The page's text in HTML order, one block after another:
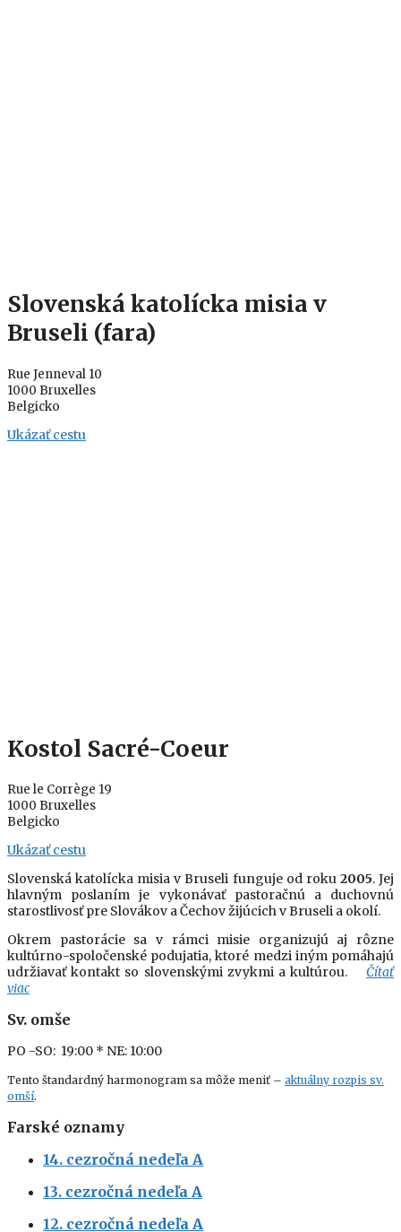
Slovenská katolícka misia v
Bruseli (fara)
Rue Jenneval 10
1000 Bruxelles
Belgicko
Ukázať cestu
Kostol Sacré-Coeur
Rue le Corrège 19
1000 Bruxelles
Belgicko
Ukázať cestu
Slovenská katolícka misia v Bruseli funguje od roku 2005. Jej
hlavným poslaním je vykonávať pastoračnú a duchovnú
starostlivosť pre Slovákov a Čechov žijúcich v Bruseli a okolí.
Okrem pastorácie sa v rámci misie organizujú aj rôzne
kultúrno-spoločenské podujatia, ktoré medzi iným pomáhajú
udržiavať kontakt so slovenskými zvykmi a kultúrou. Čítať
viac
Sv. omše
PO -SO: 19:00 * NE: 10:00
Tento štandardný harmonogram sa môže meniť – aktuálny rozpis sv.
omší.
Farské oznamy
14. cezročná nedeľa A
13. cezročná nedeľa A
12. cezročná nedeľa A